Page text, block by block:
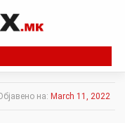
на: March 11, 2022